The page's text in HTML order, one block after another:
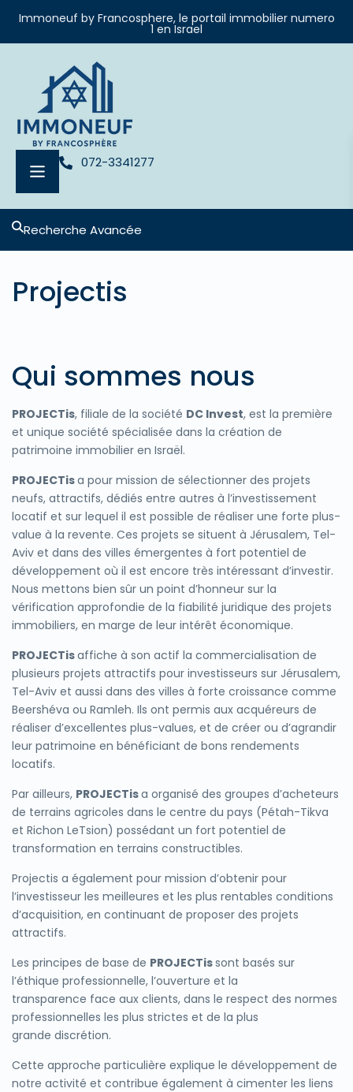
Immoneuf by Francosphere, le portail immobilier numero
1 en Israel
072-3341277
Recherche Avancée
Projectis
Qui sommes nous
PROJECTis, filiale de la société DC Invest, est la première
et unique société spécialisée dans la création de
patrimoine immobilier en Israël.
PROJECTisa pour mission de sélectionner des projets
neufs, attractifs, dédiés entre autres à l’investissement
locatif et sur lequel il est possible de réaliser une forte plus-
value à la revente. Ces projets se situent à Jérusalem, Tel-
Aviv et dans des villes émergentes à fort potentiel de
développement où il est encore très intéressant d’investir.
Nous mettons bien sûr un point d’honneur sur la
vérification approfondie de la fiabilité juridique des projets
immobiliers, en marge de leur intérêt économique.
PROJECTisaffiche à son actif la commercialisation de
plusieurs projets attractifs pour investisseurs sur Jérusalem,
Tel-Aviv et aussi dans des villes à forte croissance comme
Beershéva ou Ramleh. Ils ont permis aux acquéreurs de
réaliser d’excellentes plus-values, et de créer ou d’agrandir
leur patrimoine en bénéficiant de bons rendements
locatifs.
Par ailleurs, PROJECTisa organisé des groupes d’acheteurs
de terrains agricoles dans le centre du pays (Pétah-Tikva
et Richon LeTsion) possédant un fort potentiel de
transformation en terrains constructibles.
Projectis a également pour mission d’obtenir pour
l’investisseur les meilleures et les plus rentables conditions
d’acquisition, en continuant de proposer des projets
attractifs.
Les principes de base de PROJECTissont basés sur
l’éthique professionnelle, l’ouverture et la
transparence face aux clients, dans le respect des normes
professionnelles les plus strictes et de la plus
grande discrétion.
Cette approche particulière explique le développement de
notre activité et contribue également à cimenter les liens